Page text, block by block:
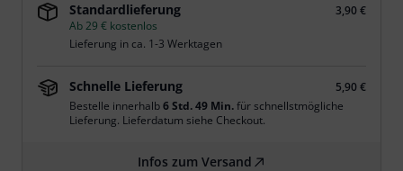
Standardlieferung
3,90 €
Ab 29 € kostenlos
Lieferung in ca. 1-3 Werktagen
Schnelle Lieferung
5,90 €
Bestelle innerhalb6 Std. 49 Min.für schnellstmögliche
Lieferung. Lieferdatum siehe Checkout.
Infos zum Versand